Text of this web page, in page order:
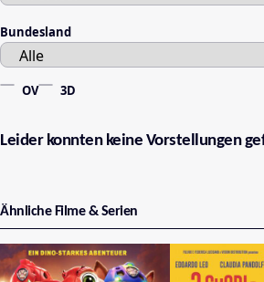
Bundesland
OV 3D
Leider konnten keine Vorstellungen
Ähnliche Filme & Serien